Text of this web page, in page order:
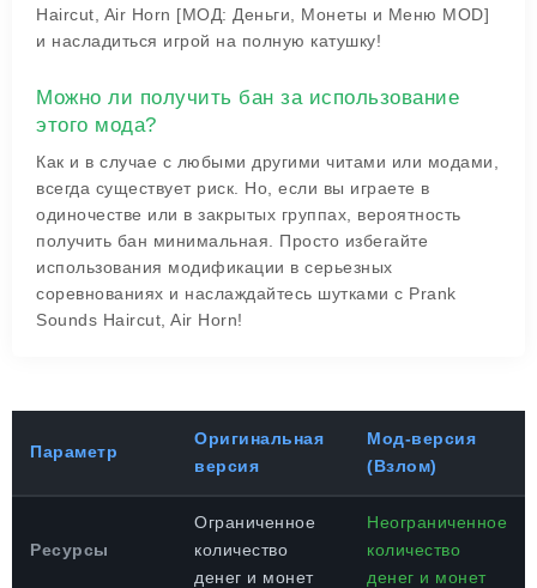
Haircut, Air Horn [МОД: Деньги, Монеты и Меню MOD]
и насладиться игрой на полную катушку!
Можно ли получить бан за использование
этого мода?
Как и в случае с любыми другими читами или модами,
всегда существует риск. Но, если вы играете в
одиночестве или в закрытых группах, вероятность
получить бан минимальная. Просто избегайте
использования модификации в серьезных
соревнованиях и наслаждайтесь шутками с Prank
Sounds Haircut, Air Horn!
Параметр
Оригинальная
версия
Мод-версия
(Взлом)
Ресурсы
Ограниченное
количество
денег и монет
Неограниченное
количество
денег и монет